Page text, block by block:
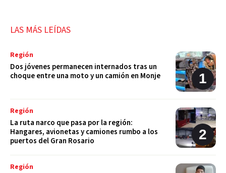
LAS MÁS LEÍDAS
Región
Dos jóvenes permanecen internados tras un
choque entre una moto y un camión en Monje
Región
La ruta narco que pasa por la región:
Hangares, avionetas y camiones rumbo a los
puertos del Gran Rosario
Región